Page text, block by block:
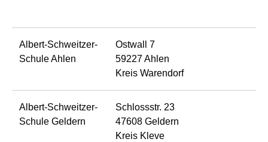
Albert-Schweitzer-
Schule Ahlen
Ostwall 7
59227 Ahlen
Kreis Warendorf
Albert-Schweitzer-
Schule Geldern
Schlossstr. 23
47608 Geldern
Kreis Kleve